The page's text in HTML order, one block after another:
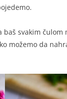
svakim
možemo da